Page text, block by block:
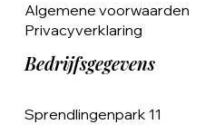
Algemene voorwaarden
Privacyverklaring
Bedrijfsgegevens
Sprendlingenpark 11